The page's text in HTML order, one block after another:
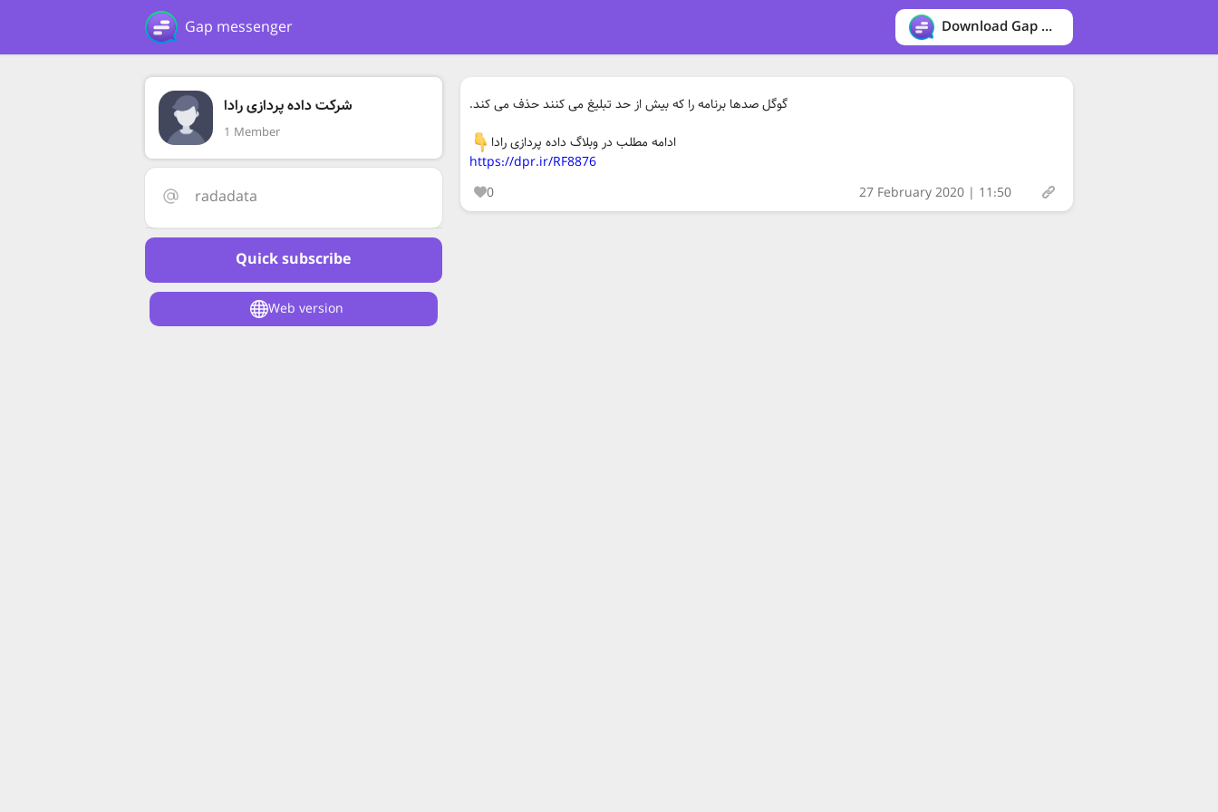
Gap messenger Download Gap messenger
شرکت داده پردازی رادا
1 Member
radadata
Quick subscribe
Web version
گوگل صدها برنامه را که بیش از حد تبلیغ می کنند حذف می کند.
ادامه مطلب در وبلاگ داده پردازی رادا
https://dpr.ir/RF8876
0
27 February 2020 | 11:50